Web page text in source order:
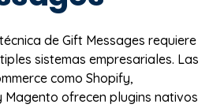
de Gift Messages requiere
sistemas empresariales. Las
como Shopify,
Magento ofrecen plugins nativos